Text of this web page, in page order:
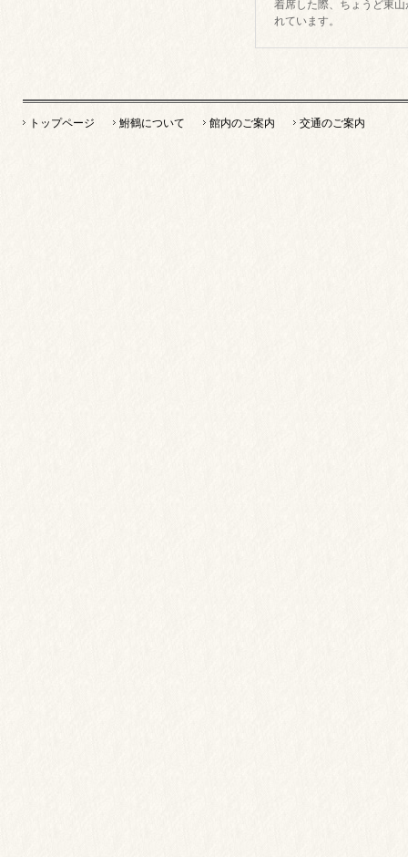
着席した際、ちょうど東
れています。
トップページ 鮒鶴について 館内のご案内 交通のご案内